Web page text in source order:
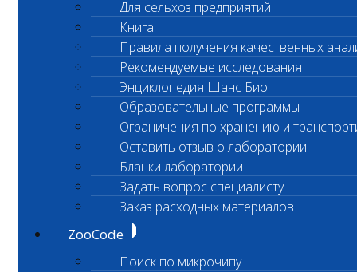
Для сельхоз предприятий
Книга
Правила получения качественных
Рекомендуемые исследования
Энциклопедия Шанс Био
Образовательные программы
Ограничения по хранению и
Оставить отзыв о лаборатории
Бланки лаборатории
Задать вопрос специалисту
Заказ расходных материалов
ZooCode
Поиск по микрочипу